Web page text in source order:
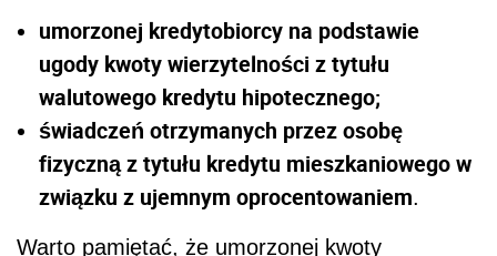
umorzonej kredytobiorcy na podstawie
ugody kwoty wierzytelności z tytułu
walutowego kredytu hipotecznego;
świadczeń otrzymanych przez osobę
fizyczną z tytułu kredytu mieszkaniowego w
związku z ujemnym oprocentowaniem.
Warto pamiętać, że umorzonej kwoty